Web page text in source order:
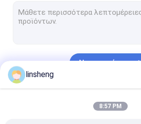
Να συνεχίσει
linsheng
8:57 PM